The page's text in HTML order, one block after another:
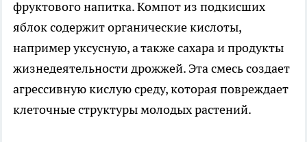
фруктового напитка. Компот из подкисших
яблок содержит органические кислоты,
например уксусную, а также сахара и продукты
жизнедеятельности дрожжей. Эта смесь создает
агрессивную кислую среду, которая повреждает
клеточные структуры молодых растений.